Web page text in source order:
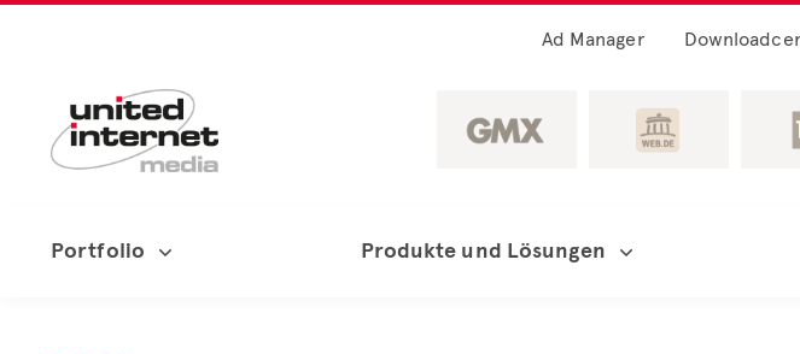
Ad Manager
Portfolio Produkte und Lösungen